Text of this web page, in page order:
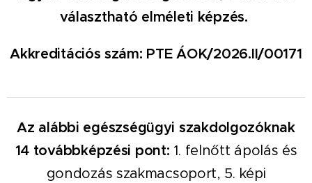
választható elméleti képzés.
Akkreditációs szám: PTE ÁOK/2026.II/00171
Az alábbi egészségügyi szakdolgozóknak
14 továbbképzési pont: 1. felnőtt ápolás és
gondozás szakmacsoport, 5. képi